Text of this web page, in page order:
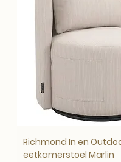
Richmond In en
eetkamerstoel Marlin